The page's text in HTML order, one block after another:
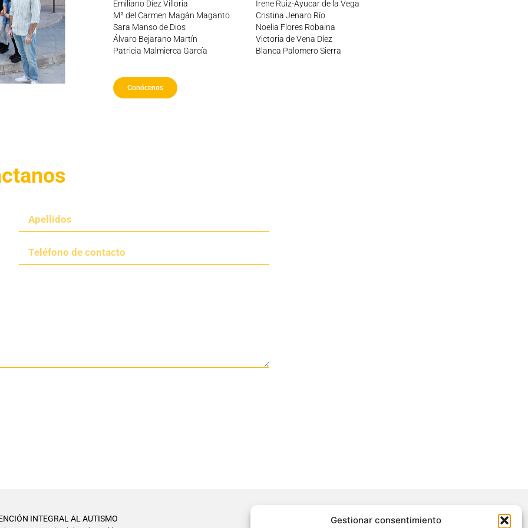
Gestionar consentimiento
Emiliano Díez Villoria
Mª del Carmen Magán Maganto
Sara Manso de Dios
Álvaro Bejarano Martín
Patricia Malmierca García
Irene Ruiz-Ayucar de la Vega
Cristina Jenaro Río
Noelia Flores Robaina
Victoria de Vena Díez
Blanca Palomero Sierra
Conócenos
INTEGRAL AL AUTISMO